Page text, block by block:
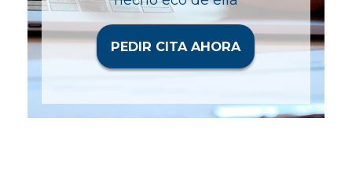
PEDIR CITA AHORA